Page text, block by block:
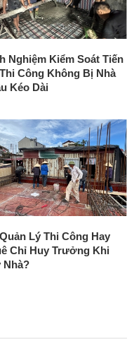
Nghiệm Kiểm Soát Tiến
Công Không Bị Nhà
Kéo Dài
Lý Thi Công Hay
Chỉ Huy Trưởng Khi
Nhà?